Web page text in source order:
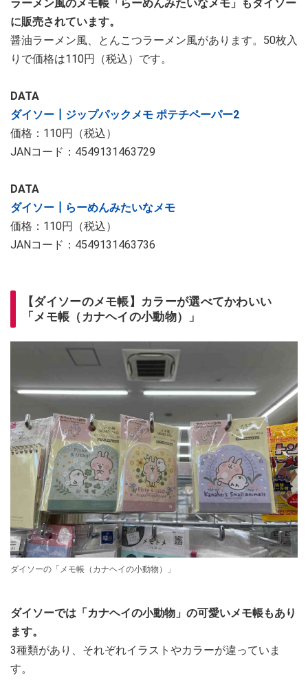
ラーメン風のメモ帳「らーめんみたいなメモ」もダイソー
に販売されています。
醤油ラーメン風、とんこつラーメン風があります。50枚入
りで価格は110円（税込）です。
DATA
ダイソー┃ジップパックメモ ポテチペーパー2
価格：110円（税込）
JANコード：4549131463729
DATA
ダイソー┃らーめんみたいなメモ
価格：110円（税込）
JANコード：4549131463736
【ダイソーのメモ帳】カラーが選べてかわいい
「メモ帳（カナヘイの小動物）」
ダイソーの「メモ帳（カナヘイの小動物）」
ダイソーでは「カナヘイの小動物」の可愛いメモ帳もあり
ます。
3種類があり、それぞれイラストやカラーが違っていま
す。